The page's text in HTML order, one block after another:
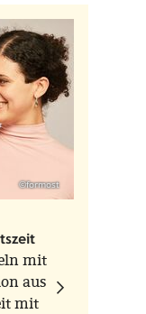
©formost
mit
aus
mit